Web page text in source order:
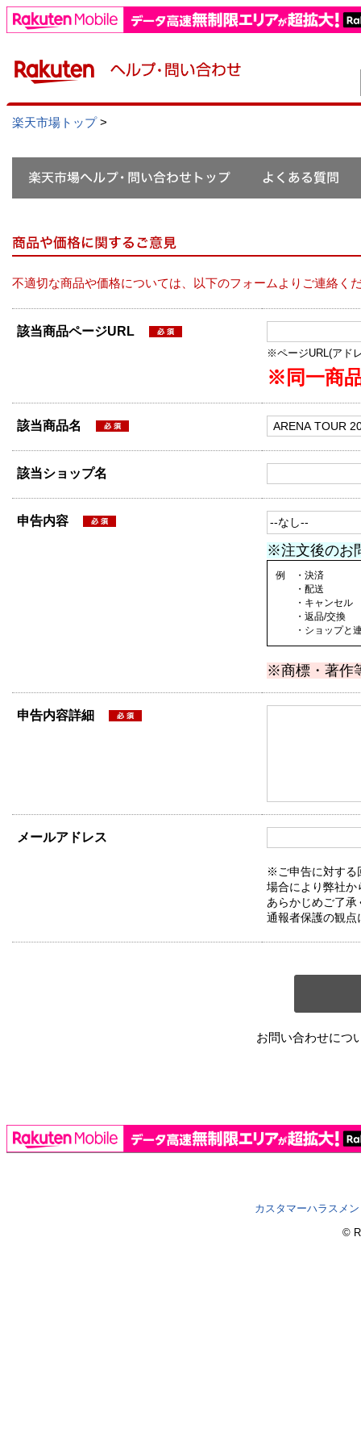
楽天市場トップ>
不適切な商品や価格については、以下のフォームよりご連絡く
該当商品ページURL
※ページURL(アド
※同一商
該当商品名
該当ショップ名
申告内容
※注文後のお
例 ・決済
・配送
・キャンセル
・返品/交換
・ショップと連
※商標・著作
申告内容詳細
メールアドレス
※ご申告に対する
場合により弊社か
あらかじめご了承
通報者保護の観点
お問い合わせにつ
カスタマーハラスメ
©